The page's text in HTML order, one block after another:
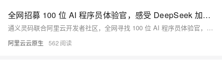
全网招募 100 位 AI 程序员体验官，感受 DeepSeek 加持下智能编码
通义灵码联合阿里云开发者社区，全网寻找 100 位 AI 程序员体验官，感受 AI 程序员和满血版 Deepseek 加持下的智能编码新功能，体验需求开发、跨语言编程、单元测试自动生成、图生代码等 AI 程序员能力，领取 Cherry 机械键盘、智能手环等奖品。
阿里云云原生 562